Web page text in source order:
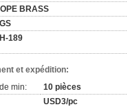
BRASS
189
et expédition:
min:
10 pièces
USD3/pc